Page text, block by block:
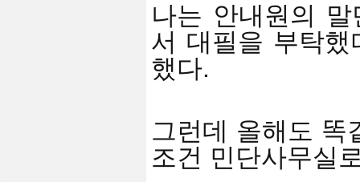
나는 안내원의
서 대필을 부탁했
했다.
그런데 올해도 똑
조건 민단사무실